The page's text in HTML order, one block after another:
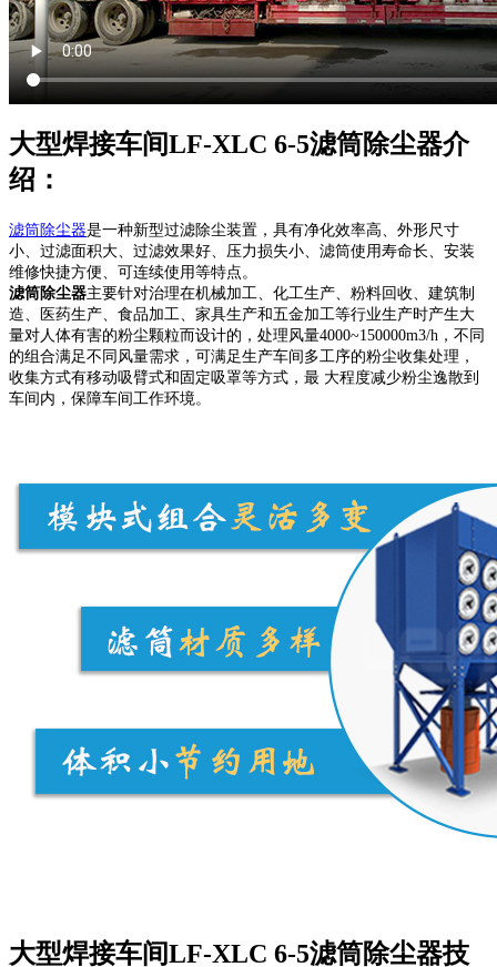
大型焊接车间LF-XLC 6-5滤筒除尘器介
绍：
滤筒除尘器是一种新型过滤除尘装置，具有净化效率高、外形尺寸
小、过滤面积大、过滤效果好、压力损失小、滤筒使用寿命长、安装
维修快捷方便、可连续使用等特点。
滤筒除尘器主要针对治理在机械加工、化工生产、粉料回收、建筑制
造、医药生产、食品加工、家具生产和五金加工等行业生产时产生大
量对人体有害的粉尘颗粒而设计的，处理风量4000~150000m3/h，不同
的组合满足不同风量需求，可满足生产车间多工序的粉尘收集处理，
收集方式有移动吸臂式和固定吸罩等方式，最 大程度减少粉尘逸散到
车间内，保障车间工作环境。
大型焊接车间LF-XLC 6-5滤筒除尘器技